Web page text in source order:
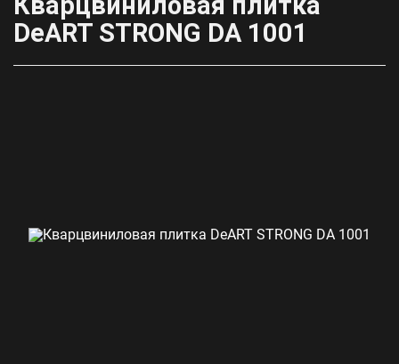
DeART STRONG DA 1001